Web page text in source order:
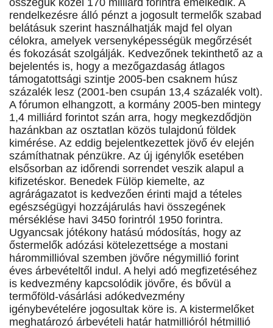
összegük közel 170 milliárd forintra emelkedik. A
rendelkezésre álló pénzt a jogosult termelők szabad
belátásuk szerint használhatják majd fel olyan
célokra, amelyek versenyképességük megőrzését
és fokozását szolgálják. Kedvezőnek tekinthető az a
bejelentés is, hogy a mezőgazdaság átlagos
támogatottsági szintje 2005-ben csaknem húsz
százalék lesz (2001-ben csupán 13,4 százalék volt).
A fórumon elhangzott, a kormány 2005-ben mintegy
1,4 milliárd forintot szán arra, hogy megkezdődjön
hazánkban az osztatlan közös tulajdonú földek
kimérése. Az eddig bejelentkezettek jövő év elején
számíthatnak pénzükre. Az új igénylők esetében
elsősorban az időrendi sorrendet veszik alapul a
kifizetéskor. Benedek Fülöp kiemelte, az
agrárágazatot is kedvezően érinti majd a tételes
egészségügyi hozzájárulás havi összegének
mérséklése havi 3450 forintról 1950 forintra.
Ugyancsak jótékony hatású módosítás, hogy az
őstermelők adózási kötelezettsége a mostani
hárommillióval szemben jövőre négymillió forint
éves árbevételtől indul. A helyi adó megfizetéséhez
is kedvezmény kapcsolódik jövőre, és bővül a
termőföld-vásárlási adókedvezmény
igénybevételére jogosultak köre is. A kistermelőket
meghatározó árbevételi határ hatmillióról hétmillió